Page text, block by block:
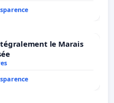
le Marais